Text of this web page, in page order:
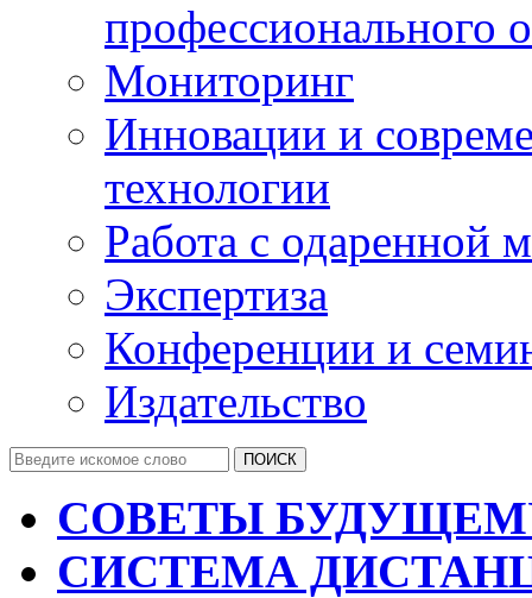
профессионального
Мониторинг
Инновации и
технологии
Работа с одаренной
Экспертиза
Конференции и
Издательство
СОВЕТЫ
СИСТЕМА